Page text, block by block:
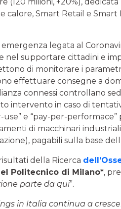
calore, Smart Retail e
emergenza legata al
supportare cittadini e
di monitorare i
effettuare consegne a
connessi controllano
intervento in caso di
use” e “pay-per-
di macchinari
pagabili sulla base
della Ricerca
Politecnico di Milano*,
parte da qui”.
in Italia continua a